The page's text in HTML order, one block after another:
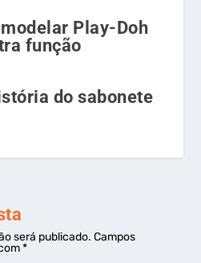
Play-Doh
função
do sabonete
será publicado. Campos
*